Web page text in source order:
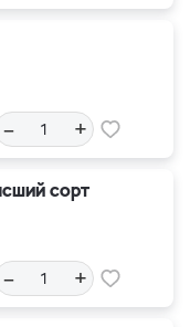
– +
сорт
– +